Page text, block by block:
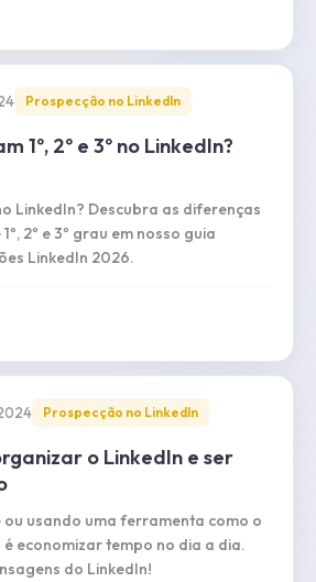
Prospecção no LinkedIn
1º, 2º e 3º no LinkedIn?
LinkedIn? Descubra as diferenças
2º e 3º grau em nosso guia
LinkedIn 2026.
Prospecção no LinkedIn
o LinkedIn e ser
ou usando uma ferramenta como o
economizar tempo no dia a dia.
do LinkedIn!